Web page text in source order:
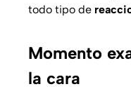
todo tipo de
Momento
la cara